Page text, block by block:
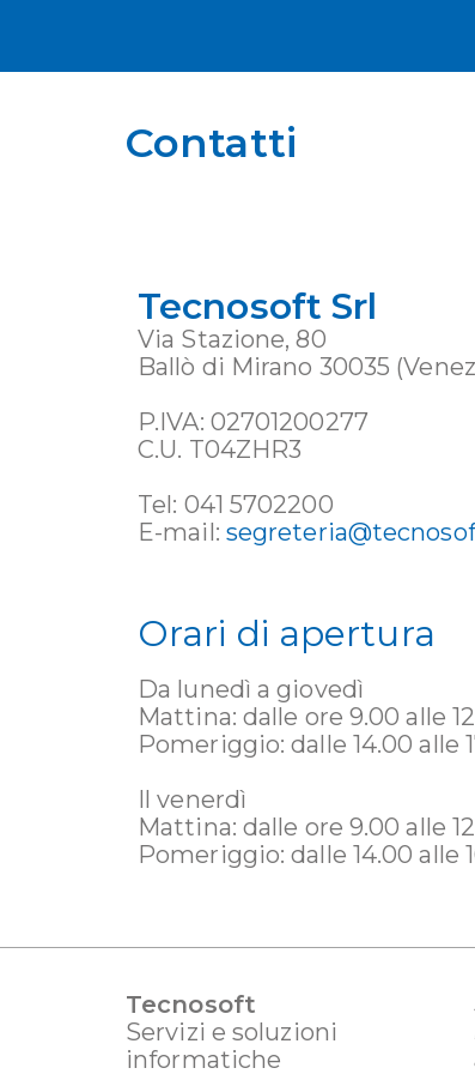
Contatti
Tecnosoft Srl
Via Stazione, 80
Ballò di Mirano 30035
P.IVA: 02701200277
C.U. T04ZHR3
Tel: 041 5702200
E-mail:
Orari di apertura
Da lunedì a giovedì
Mattina: dalle ore 9.00 alle
Pomeriggio: dalle 14.00 alle
Il venerdì
Mattina: dalle ore 9.00 alle
Pomeriggio: dalle 14.00 alle
Tecnosoft
Servizi e soluzioni
informatiche